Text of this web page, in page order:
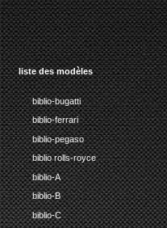
liste des modèles
biblio-bugatti
biblio-ferrari
biblio-pegaso
biblio rolls-royce
biblio-A
biblio-B
biblio-C